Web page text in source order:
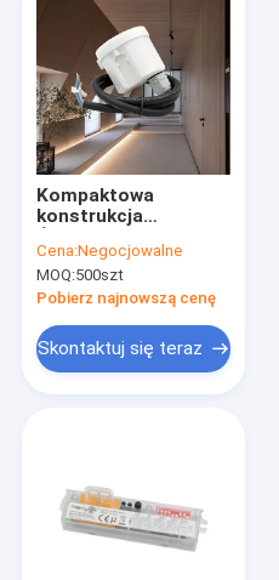
Kompaktowa
konstrukcja
ruchu MC054V RC 4
Seria 1 - 10 V.
Ściemnianie
Cena:Negocjowalne
MOQ:500szt
Pobierz najnowszą cenę
Skontaktuj się teraz